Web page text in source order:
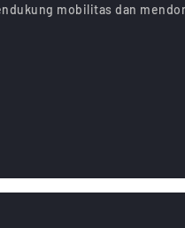
mobilitas dan